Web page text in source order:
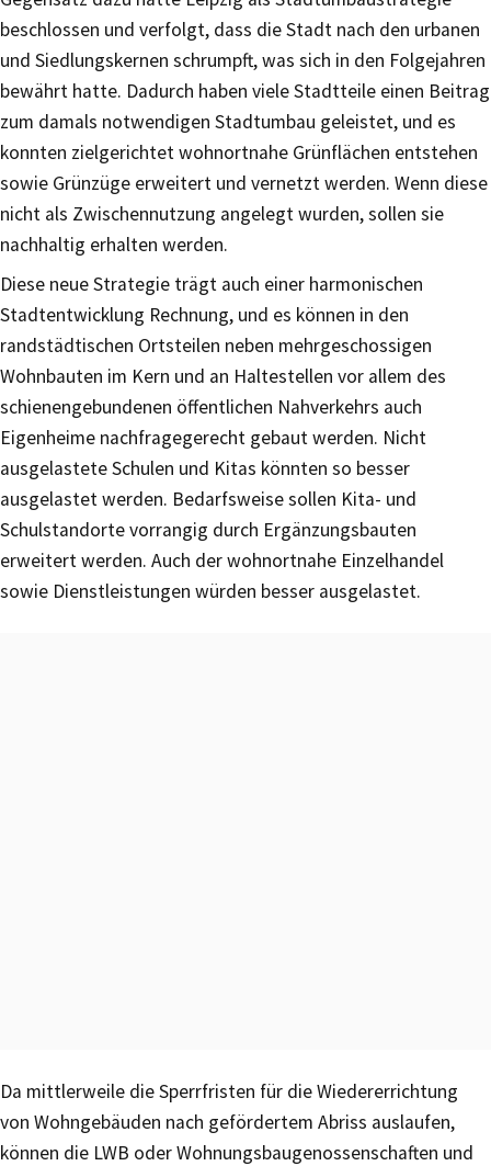
beschlossen und verfolgt, dass die Stadt nach den urbanen
und Siedlungskernen schrumpft, was sich in den Folgejahren
bewährt hatte. Dadurch haben viele Stadtteile einen Beitrag
zum damals notwendigen Stadtumbau geleistet, und es
konnten zielgerichtet wohnortnahe Grünflächen entstehen
sowie Grünzüge erweitert und vernetzt werden. Wenn diese
nicht als Zwischennutzung angelegt wurden, sollen sie
nachhaltig erhalten werden.
Diese neue Strategie trägt auch einer harmonischen
Stadtentwicklung Rechnung, und es können in den
randstädtischen Ortsteilen neben mehrgeschossigen
Wohnbauten im Kern und an Haltestellen vor allem des
schienengebundenen öffentlichen Nahverkehrs auch
Eigenheime nachfragegerecht gebaut werden. Nicht
ausgelastete Schulen und Kitas könnten so besser
ausgelastet werden. Bedarfsweise sollen Kita- und
Schulstandorte vorrangig durch Ergänzungsbauten
erweitert werden. Auch der wohnortnahe Einzelhandel
sowie Dienstleistungen würden besser ausgelastet.
Da mittlerweile die Sperrfristen für die Wiedererrichtung
von Wohngebäuden nach gefördertem Abriss auslaufen,
können die LWB oder Wohnungsbaugenossenschaften und